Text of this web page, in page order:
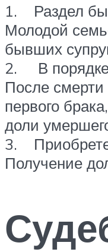
1. Раздел
Молодой
бывших
2. В порядке
После смерти
первого
доли
3.
Получение